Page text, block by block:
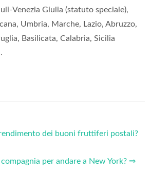
Venezia Giulia (statuto speciale),
Umbria, Marche, Lazio, Abruzzo,
Basilicata, Calabria, Sicilia
dei buoni fruttiferi postali?
per andare a New York? ⇒